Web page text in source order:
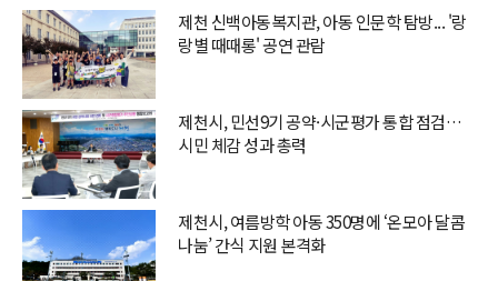
제천 신백아동복지관, 아동 인문학 탐방... '랑
랑별 때때롱' 공연 관람
제천시, 민선9기 공약·시군평가 통합 점검…
시민 체감 성과 총력
제천시, 여름방학 아동 350명에 ‘온모아 달콤
나눔’ 간식 지원 본격화